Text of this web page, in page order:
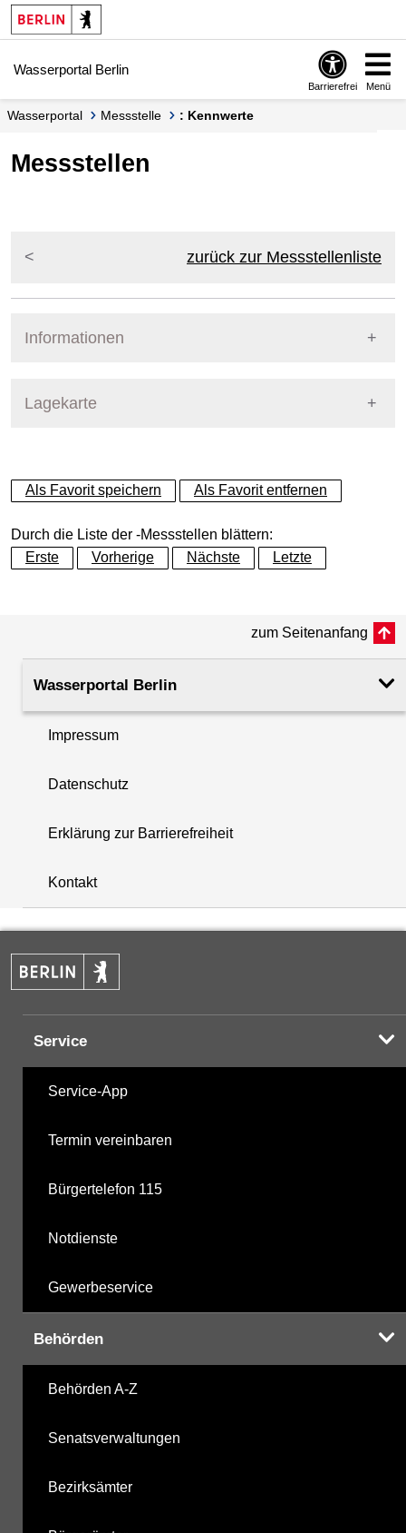
Springe zur Navigation
Springe zum Inhalt
Wasserportal Berlin
Barrierefrei Menü
Wasserportal Messstelle : Kennwerte
Messstellen
zurück zur Messstellenliste
Informationen
Lagekarte
+
−
+
−
Als Favorit speichern Als Favorit entfernen
Durch die Liste der -Messstellen blättern:
Erste
Vorherige Nächste Letzte
zum Seitenanfang
Wasserportal Berlin
Impressum
Datenschutz
Erklärung zur Barrierefreiheit
Kontakt
Service
Service-App
Termin vereinbaren
Bürgertelefon 115
Notdienste
Gewerbeservice
Behörden
Behörden A-Z
Senatsverwaltungen
Bezirksämter